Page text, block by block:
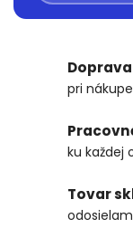
pri
ku každej
Tovar